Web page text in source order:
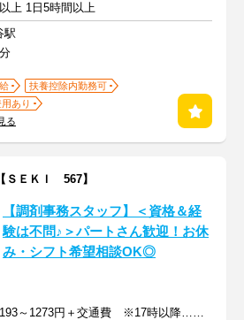
上 1日5時間以上
駅
扶養控除内勤務可
あり
る
ＥＫＩ 567】
【調剤事務スタッフ】＜資格＆経
験は不問♪＞パートさん歓迎！お休
み・シフト希望相談OK◎
時給1193～1273円＋交通費 ※17時以降…時給80円UP